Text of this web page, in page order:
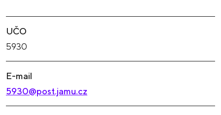
UČO
5930
E-mail
5930@post.jamu.cz